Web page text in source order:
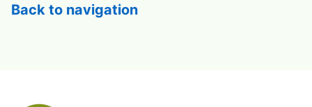
Back to navigation